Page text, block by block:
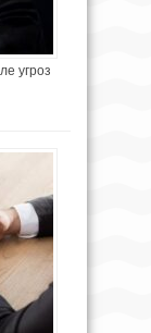
угроз